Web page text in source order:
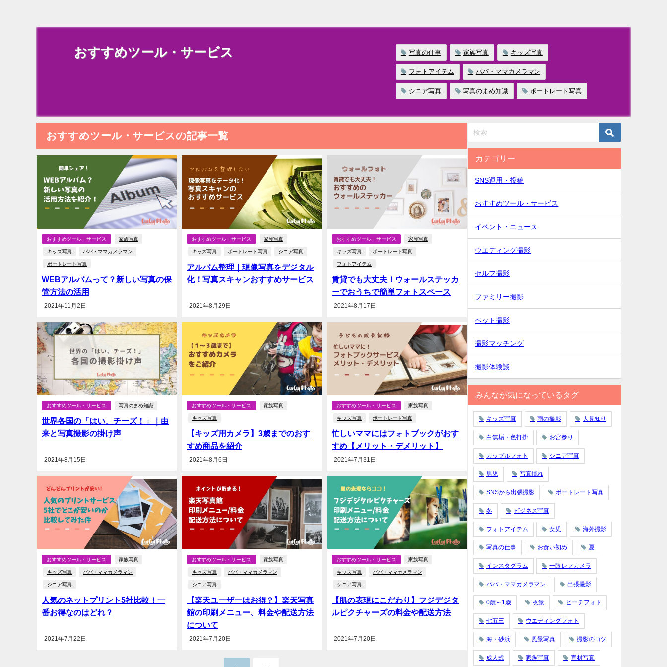
おすすめツール・サービス 写真の仕事 家族写真 キッズ写真
フォトアイテム パパ・ママカメラマン
シニア写真 写真のまめ知識 ポートレート写真
おすすめツール・サービスの記事一覧
おすすめツール・サービス 家族写真
キッズ写真 パパ・ママカメラマン
ポートレート写真
WEBアルバムって？新しい写真の保
管方法の活用
2021年11月2日
おすすめツール・サービス 家族写真
キッズ写真 ポートレート写真 シニア写真
アルバム整理｜現像写真をデジタル
化！写真スキャンおすすめサービス
2021年8月29日
おすすめツール・サービス 家族写真
キッズ写真 ポートレート写真
フォトアイテム
賃貸でも大丈夫！ウォールステッカ
ーでおうちで簡単フォトスペース
2021年8月17日
おすすめツール・サービス 写真のまめ知識
世界各国の「はい、チーズ！」｜由
来と写真撮影の掛け声
2021年8月15日
おすすめツール・サービス 家族写真
キッズ写真
【キッズ用カメラ】3歳までのおす
すめ商品を紹介
2021年8月6日
おすすめツール・サービス 家族写真
キッズ写真 ポートレート写真
忙しいママにはフォトブックがおす
すめ【メリット・デメリット】
2021年7月31日
おすすめツール・サービス 家族写真
キッズ写真 パパ・ママカメラマン
シニア写真
人気のネットプリント5社比較！一
番お得なのはどれ？
2021年7月22日
おすすめツール・サービス 家族写真
キッズ写真 パパ・ママカメラマン
シニア写真
【楽天ユーザーはお得？】楽天写真
館の印刷メニュー、料金や配送方法
について
2021年7月20日
おすすめツール・サービス 家族写真
キッズ写真 パパ・ママカメラマン
シニア写真
【肌の表現にこだわり】フジデジタ
ルピクチャーズの料金や配送方法
2021年7月20日
カテゴリー
SNS運用・投稿
おすすめツール・サービス
イベント・ニュース
ウエディング撮影
セルフ撮影
ファミリー撮影
ペット撮影
撮影マッチング
撮影体験談
みんなが気になっているタグ
キッズ写真 雨の撮影 人見知り
白無垢・色打掛 お宮参り
カップルフォト シニア写真
男児 写真慣れ
SNSから出張撮影 ポートレート写真
冬 ビジネス写真
フォトアイテム 女児 海外撮影
写真の仕事 お食い初め 夏
インスタグラム 一眼レフカメラ
パパ・ママカメラマン 出張撮影
0歳～1歳 夜景 ビーチフォト
七五三 ウエディングフォト
海・砂浜 風景写真 撮影のコツ
成人式 家族写真 宣材写真